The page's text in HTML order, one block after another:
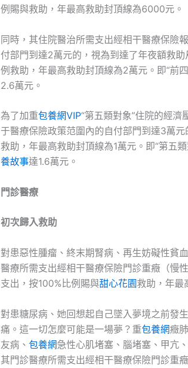
例賜與救助，年最高救助封頂線為6000元。
同時，其住院醫治所需支出經相干醫療保險
付部門到達2萬元的，視為到達了年夜額救
例救助，年最高救助封頂線為2萬元。即“前
2.6萬元。
為了加重包養網VIP“第五類對象”住院的經
于醫療保險政策范圍內的自付部門到達3萬
救助，年最高救助封頂線為1萬元。即“第五
養故事達1.6萬元。
門診醫療
初次歸入救助
對患惡性腫瘤、終末期腎病、再生妨礙性貧
醫療所需支出經相干醫療保險門診重癥（慢
支出，按100%比例賜與甜心花園救助，年最
對患糖尿病、她回想起自己墜入夢境之前發
痛。這一切怎麼可能是一場夢？重包養網癥
友病、 包養網急性心肌堵塞、腦堵塞、甲亢
其門診醫療所需支出經相干醫療保險門診重